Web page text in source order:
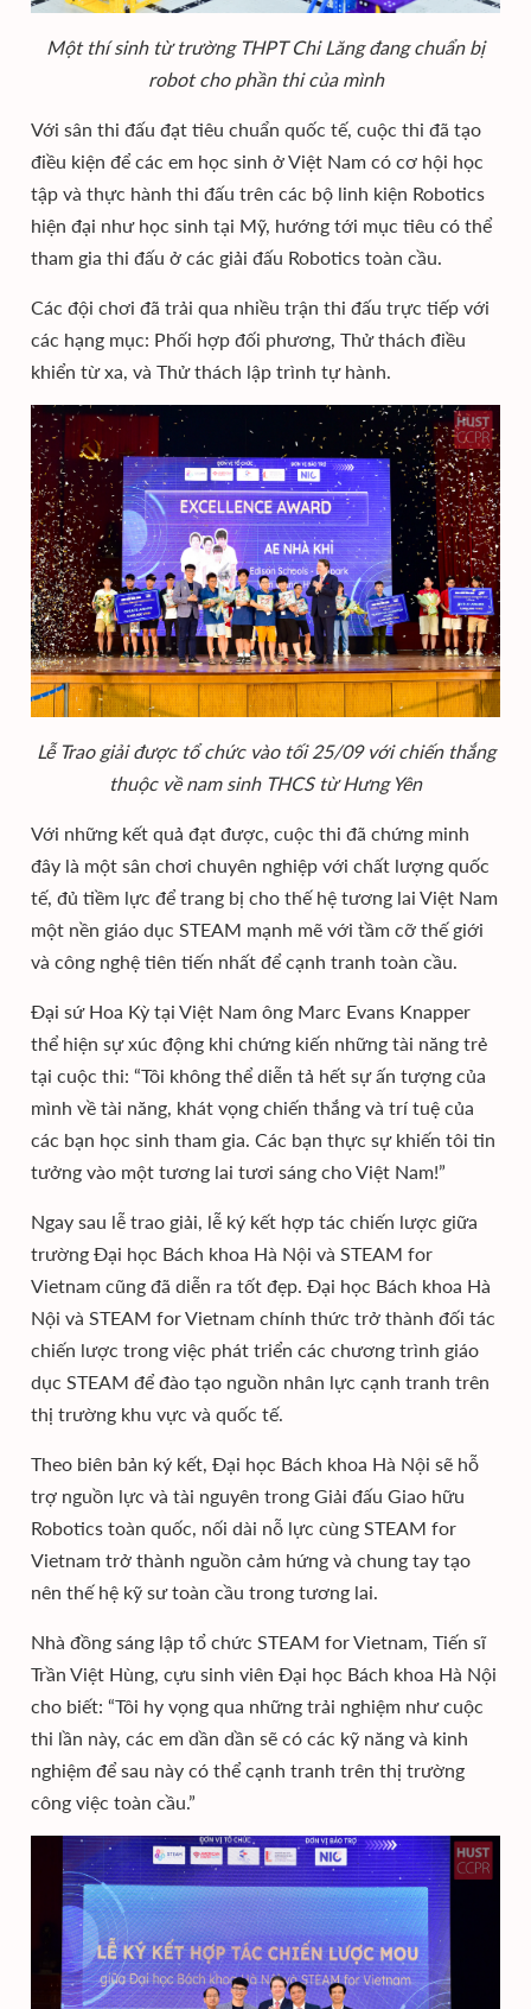
Một thí sinh từ trường THPT Chi Lăng đang chuẩn bị
robot cho phần thi của mình
Với sân thi đấu đạt tiêu chuẩn quốc tế, cuộc thi đã tạo
điều kiện để các em học sinh ở Việt Nam có cơ hội học
tập và thực hành thi đấu trên các bộ linh kiện Robotics
hiện đại như học sinh tại Mỹ, hướng tới mục tiêu có thể
tham gia thi đấu ở các giải đấu Robotics toàn cầu.
Các đội chơi đã trải qua nhiều trận thi đấu trực tiếp với
các hạng mục: Phối hợp đối phương, Thử thách điều
khiển từ xa, và Thử thách lập trình tự hành.
Lễ Trao giải được tổ chức vào tối 25/09 với chiến thắng
thuộc về nam sinh THCS từ Hưng Yên
Với những kết quả đạt được, cuộc thi đã chứng minh
đây là một sân chơi chuyên nghiệp với chất lượng quốc
tế, đủ tiềm lực để trang bị cho thế hệ tương lai Việt Nam
một nền giáo dục STEAM mạnh mẽ với tầm cỡ thế giới
và công nghệ tiên tiến nhất để cạnh tranh toàn cầu.
Đại sứ Hoa Kỳ tại Việt Nam ông Marc Evans Knapper
thể hiện sự xúc động khi chứng kiến những tài năng trẻ
tại cuộc thi: “Tôi không thể diễn tả hết sự ấn tượng của
mình về tài năng, khát vọng chiến thắng và trí tuệ của
các bạn học sinh tham gia. Các bạn thực sự khiến tôi tin
tưởng vào một tương lai tươi sáng cho Việt Nam!”
Ngay sau lễ trao giải, lễ ký kết hợp tác chiến lược giữa
trường Đại học Bách khoa Hà Nội và STEAM for
Vietnam cũng đã diễn ra tốt đẹp. Đại học Bách khoa Hà
Nội và STEAM for Vietnam chính thức trở thành đối tác
chiến lược trong việc phát triển các chương trình giáo
dục STEAM để đào tạo nguồn nhân lực cạnh tranh trên
thị trường khu vực và quốc tế.
Theo biên bản ký kết, Đại học Bách khoa Hà Nội sẽ hỗ
trợ nguồn lực và tài nguyên trong Giải đấu Giao hữu
Robotics toàn quốc, nối dài nỗ lực cùng STEAM for
Vietnam trở thành nguồn cảm hứng và chung tay tạo
nên thế hệ kỹ sư toàn cầu trong tương lai.
Nhà đồng sáng lập tổ chức STEAM for Vietnam, Tiến sĩ
Trần Việt Hùng, cựu sinh viên Đại học Bách khoa Hà Nội
cho biết: “Tôi hy vọng qua những trải nghiệm như cuộc
thi lần này, các em dần dần sẽ có các kỹ năng và kinh
nghiệm để sau này có thể cạnh tranh trên thị trường
công việc toàn cầu.”